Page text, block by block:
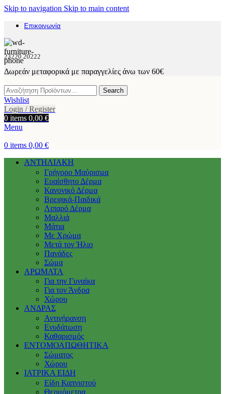
Skip to navigation Skip to main content
Επικοινωνία
23220 20222
Δωρεάν μεταφορικά με παραγγελίες άνω των 60€
Search
Wishlist
Login / Register
0 items 0,00 €
Menu
0 items 0,00 €
ΑΝΤΗΛΙΑΚΗ
Γρήγορο Μαύρισμα
Ευαίσθητο Δέρμα
Κανονικό Δέρμα
Βρεφικά-Παιδικά
Λιπαρό Δέρμα
Μαλλιά
Μάτια
Με Χρώμα
Μετά τον Ήλιο
Πανάδες
Σώμα
ΑΡΩΜΑΤΑ
Για την Γυναίκα
Για τον Άνδρα
Χώρου
ΑΝΔΡΑΣ
Αντιγήρανση
Ενυδάτωση
Καθαρισμός
ΕΝΤΟΜΟΑΠΩΘΗΤΙΚΑ
Σώματος
Χώρου
ΙΑΤΡΙΚΑ ΕΙΔΗ
Είδη Καπνιστού
Θερμόμετρα